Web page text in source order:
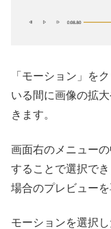
「モーション」を
いる間に画像の拡
きます。
画面右のメニュー
することで選択で
場合のプレビュー
モーションを選択